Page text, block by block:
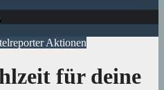
Aktionen
für deine